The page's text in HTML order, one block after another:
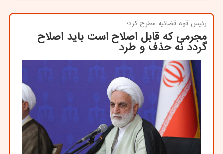
رئیس قوه قضائیه مطرح كرد؛
مجرمی که قابل اصلاح است باید اصلاح
گردد نه حذف و طرد